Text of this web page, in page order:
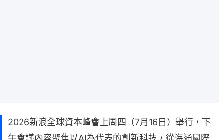
2026新浪全球資本峰會上周四（7月16日）舉行，下
午會議內容聚焦以AI為代表的創新科技，從海通國際